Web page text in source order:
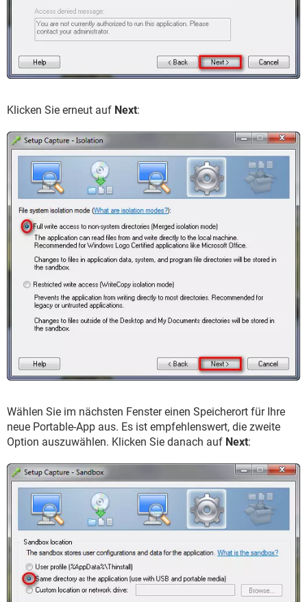
Klicken Sie erneut auf Next:
Wählen Sie im nächsten Fenster einen Speicherort für Ihre
neue Portable-App aus. Es ist empfehlenswert, die zweite
Option auszuwählen. Klicken Sie danach auf Next: